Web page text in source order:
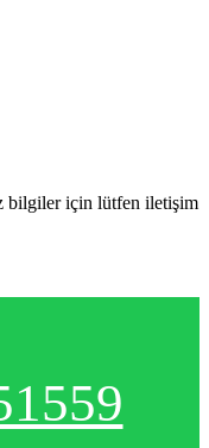
bilgiler için lütfen iletişim